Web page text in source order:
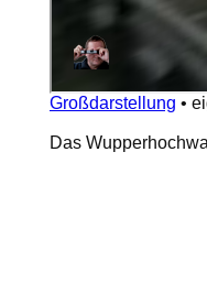
Großdarstellung •
Das